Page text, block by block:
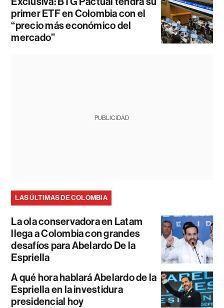
primer ETF en Colombia con el
“precio más económico del
mercado”
PUBLICIDAD
LAS ÚLTIMAS DE COLOMBIA
La ola conservadora en Latam
llega a Colombia con grandes
desafíos para Abelardo De la
Espriella
A qué hora hablará Abelardo de la
Espriella en la investidura
presidencial hoy